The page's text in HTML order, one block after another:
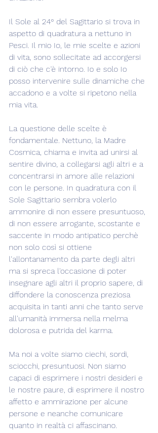
Il Sole al 24° del Sagittario si trova in
aspetto di quadratura a nettuno in
Pesci. Il mio Io, le mie scelte e azioni
di vita, sono sollecitate ad accorgersi
di ciò che c'è intorno. Io e solo Io
posso intervenire sulle dinamiche che
accadono e a volte si ripetono nella
mia vita.
La questione delle scelte è
fondamentale. Nettuno, la Madre
Cosmica, chiama e invita ad unirsi al
sentire divino, a collegarsi agli altri e a
concentrarsi in amore alle relazioni
con le persone. In quadratura con il
Sole Sagittario sembra volerlo
ammonire di non essere presuntuoso,
di non essere arrogante, scostante e
saccente in modo antipatico perchè
non solo così si ottiene
l'allontanamento da parte degli altri
ma si spreca l'occasione di poter
insegnare agli altri il proprio sapere, di
diffondere la conoscenza preziosa
acquisita in tanti anni che tanto serve
all'umanità immersa nella melma
dolorosa e putrida del karma.
Ma noi a volte siamo ciechi, sordi,
sciocchi, presuntuosi. Non siamo
capaci di esprimere i nostri desideri e
le nostre paure, di esprimere il nostro
affetto e ammirazione per alcune
persone e neanche comunicare
quanto in realtà ci affascinano.